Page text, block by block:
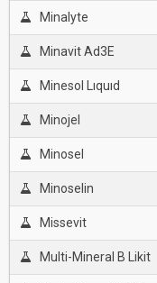
Minalyte
Minavit Ad3E
Minesol Lıquıd
Minojel
Minosel
Minoselin
Missevit
Multi-Mineral B Likit